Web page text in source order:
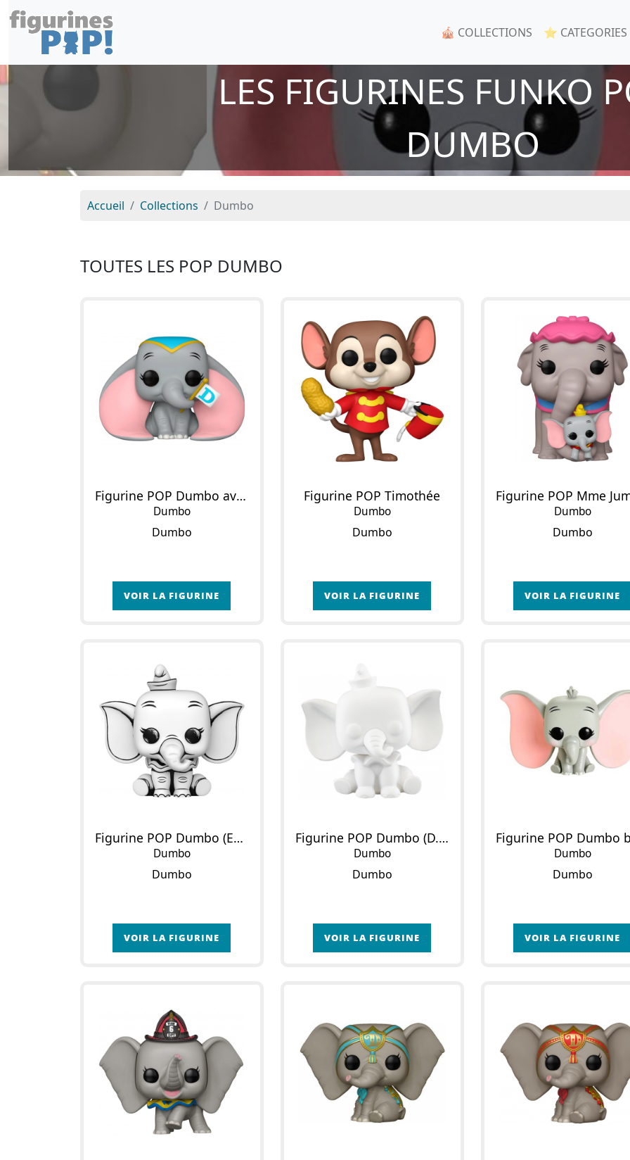
🎪 COLLECTIONS ⭐ CATEGORIES
LES FIGURINES FUNKO
DUMBO
Accueil Collections Dumbo
TOUTES LES POP DUMBO
Figurine POP Dumbo avec Drapeau
Dumbo
Dumbo
VOIR LA FIGURINE
Figurine POP Timothée
Dumbo
Dumbo
VOIR LA FIGURINE
Dumbo
Dumbo
VOIR LA FIGURINE
Figurine POP Dumbo (Esquisse)
Dumbo
Dumbo
VOIR LA FIGURINE
Figurine POP Dumbo (D.I.Y)
Dumbo
Dumbo
VOIR LA FIGURINE
Dumbo
Dumbo
VOIR LA FIGURINE